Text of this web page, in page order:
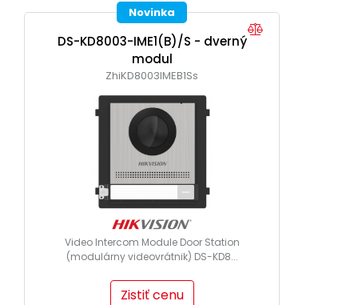
Novinka
DS-KD8003-IME1(B)/S - dverný
modul
ZhiKD8003IMEB1Ss
Video Intercom Module Door Station
(modulárny videovrátnik) DS-KD8...
Zistiť cenu